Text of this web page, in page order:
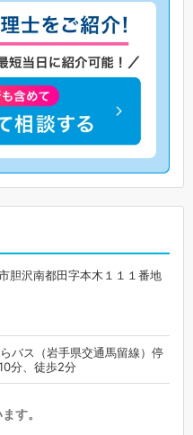
胆沢南都田字本木１１１番地
バス（岩手県交通馬留線）停
分、徒歩2分
す。